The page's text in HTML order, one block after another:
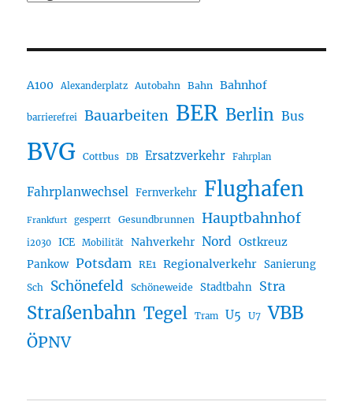
A100 Alexanderplatz Autobahn Bahn Bahnhof
barrierefrei Bauarbeiten BER Berlin Bus
BVG Cottbus DB Ersatzverkehr Fahrplan
Fahrplanwechsel Fernverkehr Flughafen
Frankfurt gesperrt Gesundbrunnen Hauptbahnhof
i2030 ICE Mobilität Nahverkehr Nord Ostkreuz
Pankow Potsdam RE1 Regionalverkehr Sanierung
Sch Schönefeld Schöneweide Stadtbahn Stra
Straßenbahn Tegel Tram U5 U7 VBB
ÖPNV